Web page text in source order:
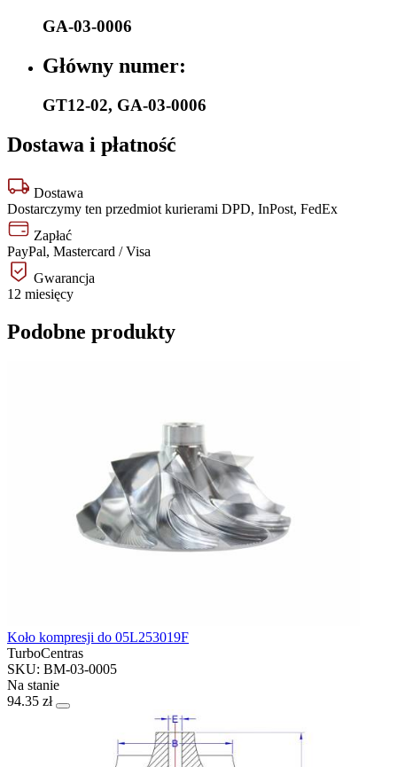
GA-03-0006
Główny numer:
GT12-02, GA-03-0006
Dostawa i płatność
Dostawa
Dostarczymy ten przedmiot kurierami DPD, InPost, FedEx
Zapłać
PayPal, Mastercard / Visa
Gwarancja
12 miesięcy
Podobne produkty
Koło kompresji do 05L253019F
TurboCentras
SKU: BM-03-0005
Na stanie
94.35 zł